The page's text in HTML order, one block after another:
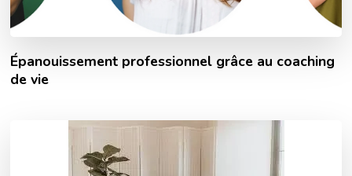
Épanouissement professionnel grâce au coaching
de vie